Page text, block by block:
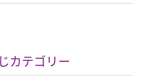
カテゴリー